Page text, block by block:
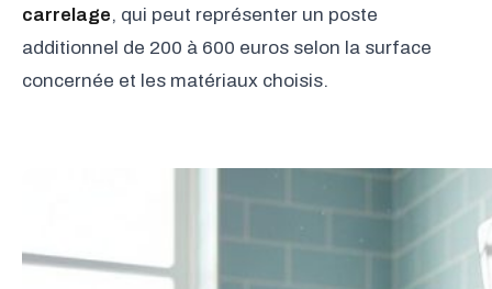
carrelage, qui peut représenter un poste
additionnel de 200 à 600 euros selon la surface
concernée et les matériaux choisis.